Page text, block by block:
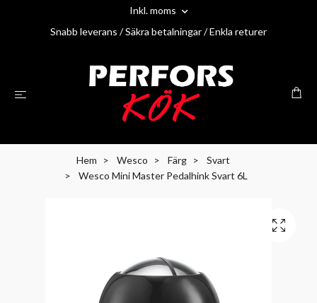
Inkl. moms
Snabb leverans / Säkra betalningar / Enkla returer
Hem Wesco Färg
Svart
Wesco Mini Master Pedalhink Svart 6L